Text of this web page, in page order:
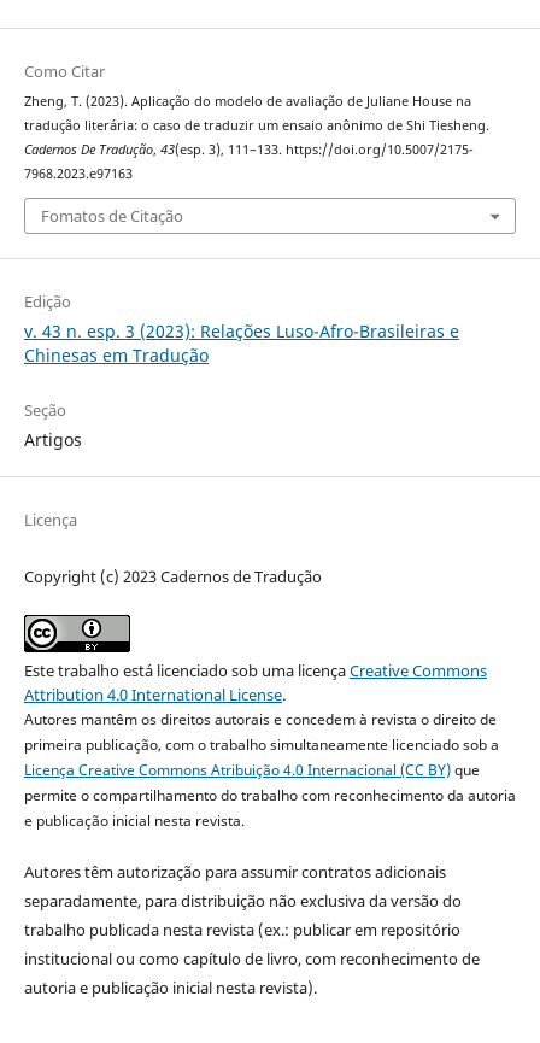
Como Citar
Zheng, T. (2023). Aplicação do modelo de avaliação de Juliane House na
tradução literária: o caso de traduzir um ensaio anônimo de Shi Tiesheng.
Cadernos De Tradução, 43(esp. 3), 111–133. https://doi.org/10.5007/2175-
7968.2023.e97163
Fomatos de Citação
Edição
v. 43 n. esp. 3 (2023): Relações Luso-Afro-Brasileiras e
Chinesas em Tradução
Seção
Artigos
Licença
Copyright (c) 2023 Cadernos de Tradução
Este trabalho está licenciado sob uma licençaCreative Commons
Attribution 4.0 International License.
Autores mantêm os direitos autorais e concedem à revista o direito de
primeira publicação, com o trabalho simultaneamente licenciado sob a
Licença Creative Commons Atribuição 4.0 Internacional (CC BY)que
permite o compartilhamento do trabalho com reconhecimento da autoria
e publicação inicial nesta revista.
Autores têm autorização para assumir contratos adicionais
separadamente, para distribuição não exclusiva da versão do
trabalho publicada nesta revista (ex.: publicar em repositório
institucional ou como capítulo de livro, com reconhecimento de
autoria e publicação inicial nesta revista).